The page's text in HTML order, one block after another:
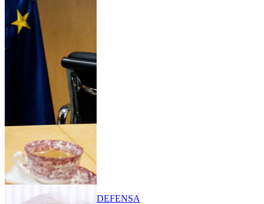
DEFENSA